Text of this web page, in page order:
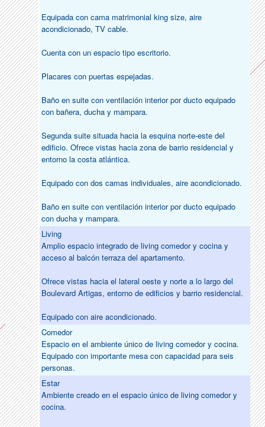
Equipada con cama matrimonial king size, aire
acondicionado, TV cable.
Cuenta con un espacio tipo escritorio.
Placares con puertas espejadas.
Baño en suite con ventilación interior por ducto equipado
con bañera, ducha y mampara.
Segunda suite situada hacia la esquina norte-este del
edificio. Ofrece vistas hacia zona de barrio residencial y
entorno la costa atlántica.
Equipado con dos camas individuales, aire acondicionado.
Baño en suite con ventilación interior por ducto equipado
con ducha y mampara.
Living
Amplio espacio integrado de living comedor y cocina y
acceso al balcón terraza del apartamento.
Ofrece vistas hacia el lateral oeste y norte a lo largo del
Boulevard Artigas, entorno de edificios y barrio residencial.
Equipado con aire acondicionado.
Comedor
Espacio en el ambiente único de living comedor y cocina.
Equipado con importante mesa con capacidad para seis
personas.
Estar
Ambiente creado en el espacio único de living comedor y
cocina.